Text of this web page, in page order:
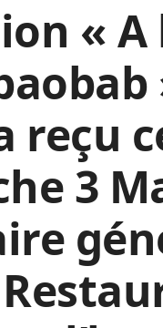
«
reçu
3